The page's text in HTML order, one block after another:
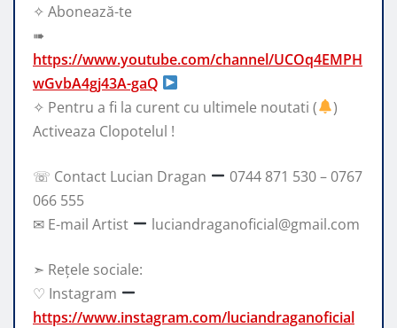
✧ Abonează-te
➠
https://www.youtube.com/channel/UCOq4EMPH
wGvbA4gj43A-gaQ
✧ Pentru a fi la curent cu ultimele noutati (
)
Activeaza Clopotelul !
☏ Contact Lucian Dragan
0744 871 530 – 0767
066 555
✉ E-mail Artist
luciandraganoficial@gmail.com
➣ Rețele sociale:
♡ Instagram
https://www.instagram.com/luciandraganoficial